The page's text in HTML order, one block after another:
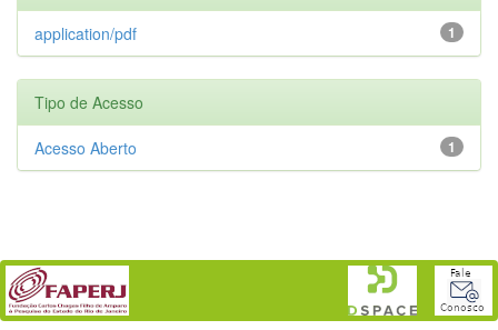
1
application/pdf
Tipo de Acesso
1
Acesso Aberto